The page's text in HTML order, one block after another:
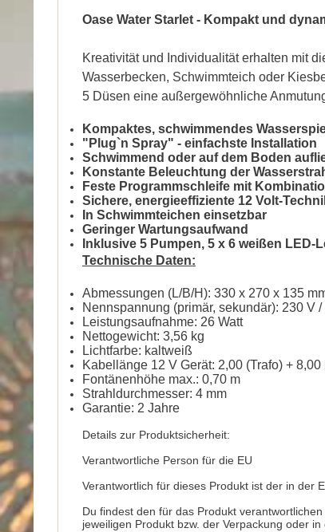
Oase Water Starlet - Kompakt und
Kreativität und Individualität erhalten mit
Wasserbecken, Schwimmteich oder
5 Düsen eine außergewöhnliche
Kompaktes, schwimmendes
"Plug`n Spray" - einfachste Installation
Schwimmend oder auf dem Boden
Konstante Beleuchtung der
Feste Programmschleife mit
Sichere, energieeffiziente 12 Volt-
In Schwimmteichen einsetzbar
Geringer Wartungsaufwand
Inklusive 5 Pumpen, 5 x 6 weißen
Technische Daten:
Abmessungen (L/B/H): 330 x 270 x 135
Nennspannung (primär, sekundär): 230 V
Leistungsaufnahme: 26 Watt
Nettogewicht: 3,56 kg
Lichtfarbe: kaltweiß
Kabellänge 12 V Gerät: 2,00 (Trafo) + 8,00
Fontänenhöhe max.: 0,70 m
Strahldurchmesser: 4 mm
Garantie: 2 Jahre
Details zur Produktsicherheit:
Verantwortliche Person für die EU
Verantwortlich für dieses Produkt ist der in der
Du findest den für das Produkt
jeweiligen Produkt bzw. der Verpackung oder